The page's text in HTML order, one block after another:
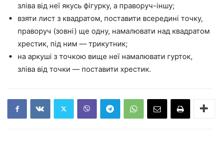
зліва від неї якусь фігурку, а праворуч-іншу;
взяти лист з квадратом, поставити всередині точку,
праворуч (зовні) ще одну, намалювати над квадратом
хрестик, під ним — трикутник;
на аркуші з точкою вище неї намалювати гурток,
зліва від точки — поставити хрестик.